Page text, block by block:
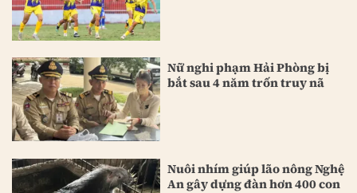
Nữ nghi phạm Hải Phòng bị
bắt sau 4 năm trốn truy nã
Nuôi nhím giúp lão nông Nghệ
An gây dựng đàn hơn 400 con